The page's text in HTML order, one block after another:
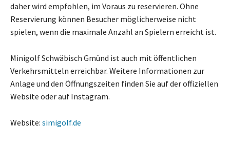
daher wird empfohlen, im Voraus zu reservieren. Ohne
Reservierung können Besucher möglicherweise nicht
spielen, wenn die maximale Anzahl an Spielern erreicht ist.
Minigolf Schwäbisch Gmünd ist auch mit öffentlichen
Verkehrsmitteln erreichbar. Weitere Informationen zur
Anlage und den Öffnungszeiten finden Sie auf der offiziellen
Website oder auf Instagram.
Website: simigolf.de